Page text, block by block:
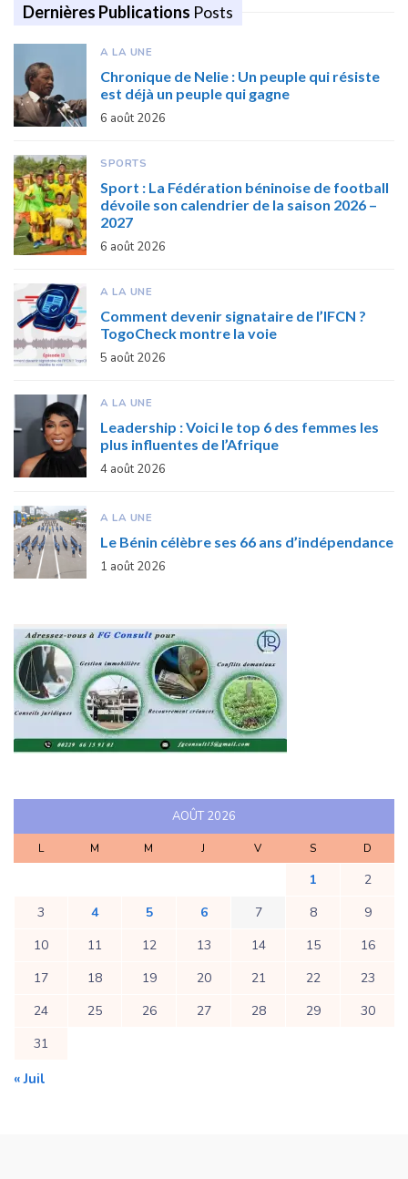
Dernières Publications Posts
A LA UNE
Chronique de Nelie : Un peuple qui résiste
est déjà un peuple qui gagne
6 août 2026
SPORTS
Sport : La Fédération béninoise de football
dévoile son calendrier de la saison 2026 –
2027
6 août 2026
A LA UNE
Comment devenir signataire de l’IFCN ?
TogoCheck montre la voie
5 août 2026
A LA UNE
Leadership : Voici le top 6 des femmes les
plus influentes de l’Afrique
4 août 2026
A LA UNE
Le Bénin célèbre ses 66 ans d’indépendance
1 août 2026
AOÛT 2026
L M M J V S D
1
2
3
4 5 6 7 8
9
10
11 12 13 14 15
16
17
18 19 20 21 22
23
24
25 26 27 28 29
30
31
« Juil